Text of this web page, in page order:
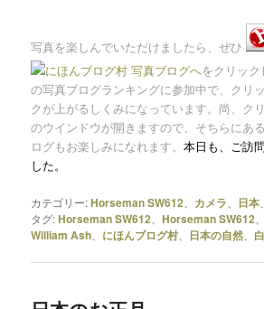
写真を楽しんでいただけましたら、ぜひ
をクリッ
の写真ブログランキングに参加中で、クリ
クが上がるしくみになっています。尚、ク
のウインドウが開きますので、そちらにあ
ログもお楽しみになれます。本日も、 ご訪
した。
カテゴリー:Horseman SW612 カメラ 日本
タグ:Horseman SW612 、Horseman SW612
William Ash にほんブログ村 日本の自然